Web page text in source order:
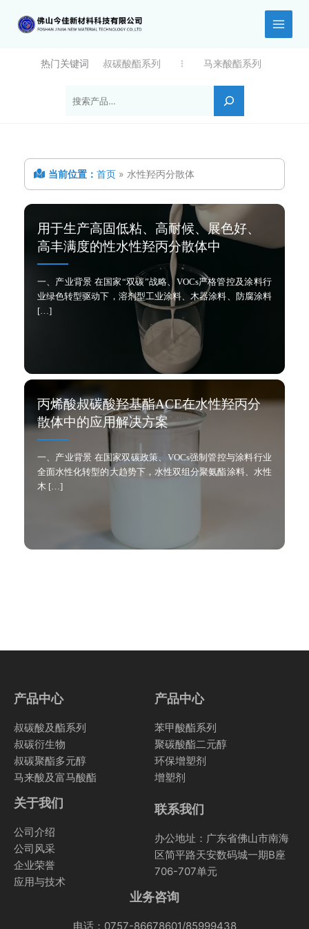
热门关键词 叔碳酸酯系列 马来酸酯系列
当前位置： 首页 » 水性羟丙分散体
用于生产高固低粘、高耐候、展色好、
高丰满度的性水性羟丙分散体中
一、产业背景 在国家“双碳”战略、VOCs严格管控及涂料行
业绿色转型驱动下，溶剂型工业涂料、木器涂料、防腐涂料
[…]
丙烯酸叔碳酸羟基酯ACE在水性羟丙分
散体中的应用解决方案
一、产业背景 在国家双碳政策、VOCs强制管控与涂料行业
全面水性化转型的大趋势下，水性双组分聚氨酯涂料、水性
木 […]
产品中心
叔碳酸及酯系列
叔碳衍生物
叔碳聚酯多元醇
马来酸及富马酸酯
产品中心
苯甲酸酯系列
聚碳酸酯二元醇
环保增塑剂
增塑剂
关于我们
公司介绍
公司风采
企业荣誉
应用与技术
联系我们
办公地址：广东省佛山市南海
区简平路天安数码城一期B座
706-707单元
业务咨询
电话：0757-86678601/85999438